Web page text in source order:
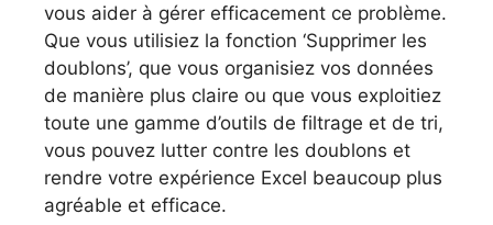
vous aider à gérer efficacement ce problème.
Que vous utilisiez la fonction ‘Supprimer les
doublons’, que vous organisiez vos données
de manière plus claire ou que vous exploitiez
toute une gamme d’outils de filtrage et de tri,
vous pouvez lutter contre les doublons et
rendre votre expérience Excel beaucoup plus
agréable et efficace.